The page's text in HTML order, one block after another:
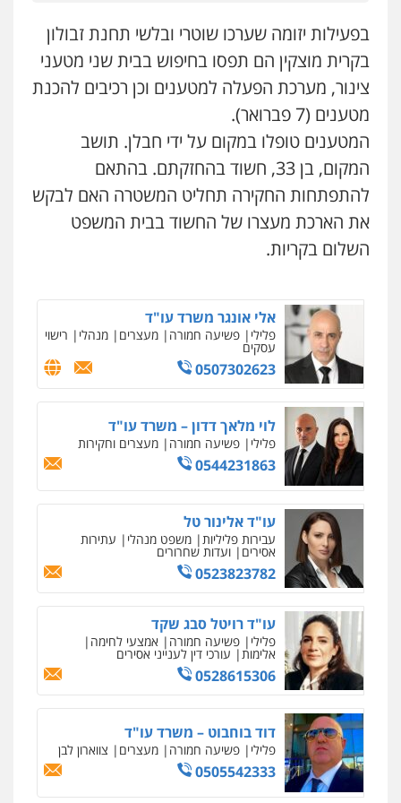
עו"ד איהאב ג'לג'ולי
פלילי מעצרים וחקירות עורכי דין לענייני
אסירים
0505216700
עו"ד שלומי שרון
פלילי צבאי מעצרים וחקירות
0547342002
0525544654
מנשה, אלמוג – עורכי דין
פלילי עבירות תנועה צווארון לבן תעבורה
עורכי דין לענייני אסירים מעצרים וחקירות
0546470989
עו"ד זוהר ארבל
פלילי פשיעה חמורה מעצרים וחקירות
קטינים
0538788878
עו"ד אסף דוק
פלילי עבירות מין סמים והימורים פשיעה
חמורה חקירות ומעצרים צווארון לבן והונאה
0526885006
עו"ד שלי גורביץ – לוי
משפט פלילי פשיעה חמורה מעצרים
וחקירות צבאי תעבורה
0544218336
בפעילות יזומה שערכו שוטרי ובלשי תחנת זבולון
בקרית מוצקין הם תפסו בחיפוש בבית שני מטעני
צינור, מערכת הפעלה למטענים וכן רכיבים להכנת
מטענים (7 פברואר).
המטענים טופלו במקום על ידי חבלן. תושב
המקום, בן 33, חשוד בהחזקתם. בהתאם
להתפתחות החקירה תחליט המשטרה האם לבקש
את הארכת מעצרו של החשוד בבית המשפט
השלום בקריות.
משפט פלילי
0545437431
עו"ד עלי סעדי
פלילי פשיעה חמורה ליווי וייצוג בחקירות
ומעצרים
0508824984
עו"ד שגיא אקו
פלילי מעצרים וחקירות סמים עבירות מין
עורכי דין לענייני אסירים
אלי אונגר משרד עו"ד
פלילי פשיעה חמורה מעצרים מנהלי רישוי
עסקים
0507302623
לוי מלאך דדון – משרד עו"ד
פלילי פשיעה חמורה מעצרים וחקירות
0544231863
עו"ד אלינור טל
עבירות פליליות משפט מנהלי עתירות
אסירים ועדות שחרורים
0523823782
עו"ד רויטל סבג שקד
פלילי פשיעה חמורה אמצעי לחימה
אלימות עורכי דין לענייני אסירים
0528615306
דוד בוחבוט – משרד עו"ד
פלילי פשיעה חמורה מעצרים צווארון לבן
0505542333